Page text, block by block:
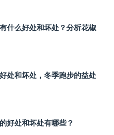
什么好处和坏处？分析花椒
处和坏处，冬季跑步的益处
好处和坏处有哪些？